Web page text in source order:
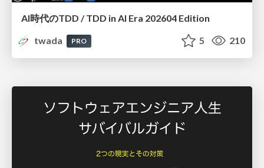
AI時代のTDD / TDD in AI Era 202604 Edition
twada
PRO 5 210